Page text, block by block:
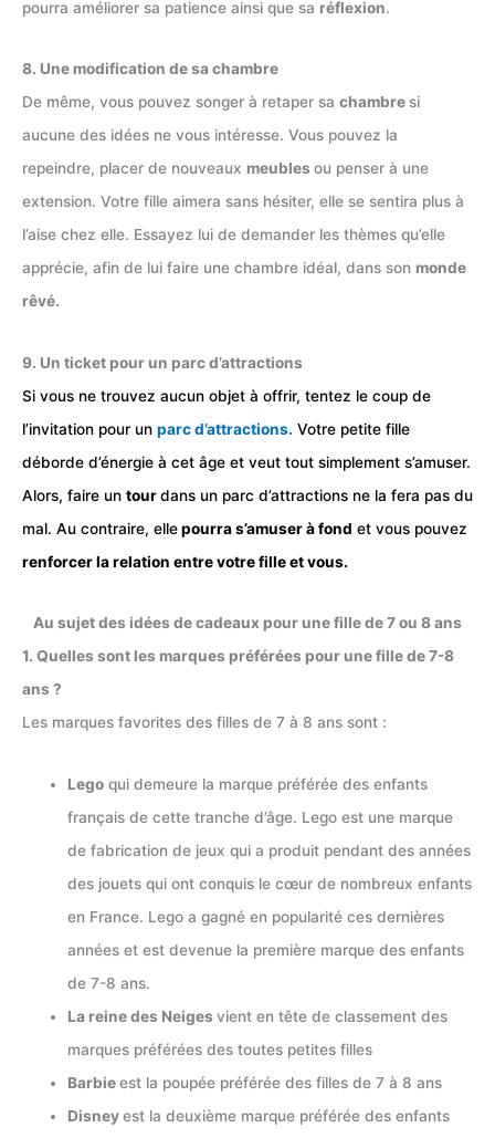
pourra améliorer sa patience ainsi que sa réflexion.
8. Une modification de sa chambre
De même, vous pouvez songer à retaper sa chambre si
aucune des idées ne vous intéresse. Vous pouvez la
repeindre, placer de nouveaux meubles ou penser à une
extension. Votre fille aimera sans hésiter, elle se sentira plus à
l’aise chez elle. Essayez lui de demander les thèmes qu’elle
apprécie, afin de lui faire une chambre idéal, dans son monde
rêvé.
9. Un ticket pour un parc d’attractions
Si vous ne trouvez aucun objet à offrir, tentez le coup de
l’invitation pour un parc d’attractions. Votre petite fille
déborde d’énergie à cet âge et veut tout simplement s’amuser.
Alors, faire un tourdans un parc d’attractions ne la fera pas du
mal. Au contraire, ellepourra s’amuser à fond et vous pouvez
renforcer la relation entre votre fille et vous.
Au sujet des idées de cadeaux pour une fille de 7 ou 8 ans
1. Quelles sont les marques préférées pour une fille de 7-8
ans ?
Les marques favorites des filles de 7 à 8 ans sont :
Lego qui demeure la marque préférée des enfants
français de cette tranche d’âge. Lego est une marque
de fabrication de jeux qui a produit pendant des années
des jouets qui ont conquis le cœur de nombreux enfants
en France. Lego a gagné en popularité ces dernières
années et est devenue la première marque des enfants
de 7-8 ans.
La reine des Neigesvient en tête de classement des
marques préférées des toutes petites filles
Barbieest la poupée préférée des filles de 7 à 8 ans
Disneyest la deuxième marque préférée des enfants